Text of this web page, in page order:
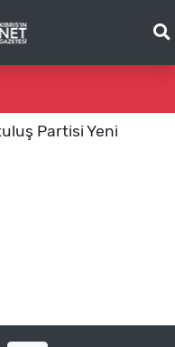
Partisi Yeni